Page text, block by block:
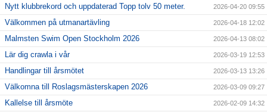
Nytt klubbrekord och uppdaterad Topp tolv 50 meter. 2026-04-20 09:55
Välkommen på utmanartävling 2026-04-18 12:02
Malmsten Swim Open Stockholm 2026 2026-04-13 08:02
Lär dig crawla i vår 2026-03-19 12:53
Handlingar till årsmötet 2026-03-13 13:26
Välkomna till Roslagsmästerskapen 2026 2026-03-09 09:27
Kallelse till årsmöte 2026-02-09 14:32